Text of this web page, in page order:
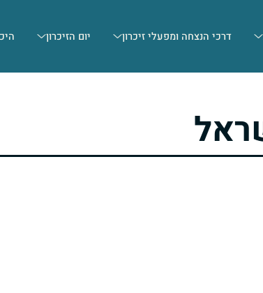
דרכי הנצחה ומפעלי זיכרון יום הזיכרון